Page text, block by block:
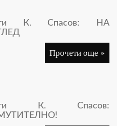
К. Спасов: НА
Прочети още »
К. Спасов: